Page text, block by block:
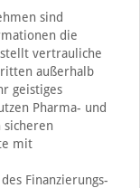
sind
die
vertrauliche
außerhalb
geistiges
Pharma- und
sicheren
mit
Finanzierungs-